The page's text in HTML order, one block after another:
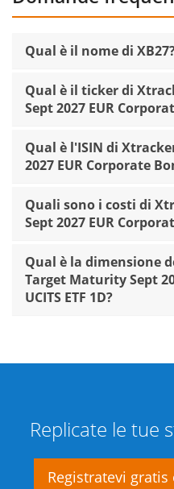
Qual è il nome di
Qual è il ticker di
Sept 2027 EUR
Qual è l'ISIN di
2027 EUR Corporate
Quali sono i costi di
Sept 2027 EUR
Qual è la dimensione
Target Maturity Sept
UCITS ETF 1D?
Replicate le tue
Registratevi gratis